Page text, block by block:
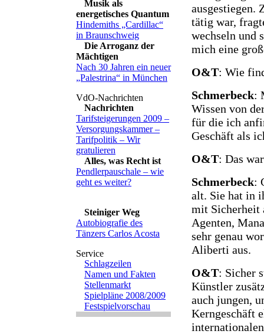
Musik als
energetisches Quantum
Hindemiths „Cardillac“
in Braunschweig
Die Arroganz der
Mächtigen
Nach 30 Jahren ein neuer
„Palestrina“ in München
Nachrichten
Tarifsteigerungen 2009 –
Versorgungskammer –
Tarifpolitik – Wir
gratulieren
Alles, was Recht ist
Pendlerpauschale – wie
geht es weiter?
Steiniger Weg
Autobiografie des
Tänzers Carlos Acosta
Schlagzeilen
Namen und Fakten
Stellenmarkt
Spielpläne 2008/2009
Festspielvorschau
ausgestiegen.
tätig war,
wechseln und
mich eine
O&T: Wie
Schmerbeck:
Wissen von
für die ich
Geschäft als
O&T: Das
Schmerbeck:
alt. Sie hat in
mit Sicherheit
Agenten,
sehr genau
Aliberti aus.
O&T: Sicher
Künstler
auch jungen,
Kerngeschäft